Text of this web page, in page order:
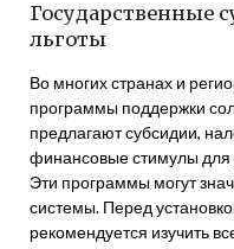
Государственные
льготы
Во многих странах и
программы поддержки
предлагают субсидии,
финансовые стимулы для
Эти программы могут
системы. Перед
рекомендуется изучить